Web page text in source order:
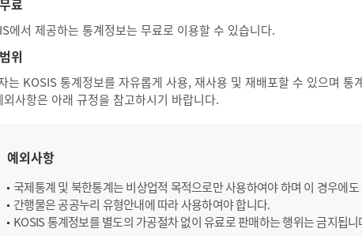
료
에서 제공하는 통계정보는 무료로 이용할 수 있습니다.
위
는 KOSIS 통계정보를 자유롭게 사용, 재사용 및 재배포할 수 있으며
외사항은 아래 규정을 참고하시기 바랍니다.
예외사항
국제통계 및 북한통계는 비상업적 목적으로만 사용하여야 하며 이 경우에
간행물은 공공누리 유형안내에 따라 사용하여야 합니다.
KOSIS 통계정보를 별도의 가공절차 없이 유료로 판매하는 행위는 금지됩니